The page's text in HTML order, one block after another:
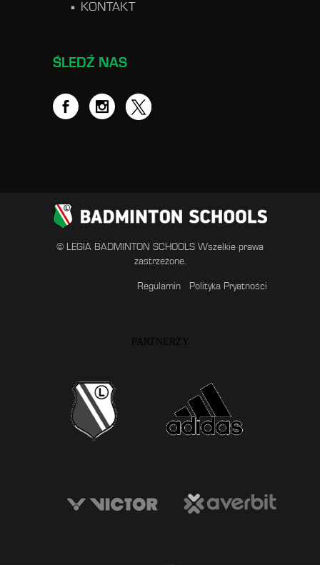
KONTAKT
ŚLEDŹ NAS
© LEGIA BADMINTON SCHOOLS Wszelkie prawa
zastrzeżone.
Regulamin Polityka Pryatności
PARTNERZY